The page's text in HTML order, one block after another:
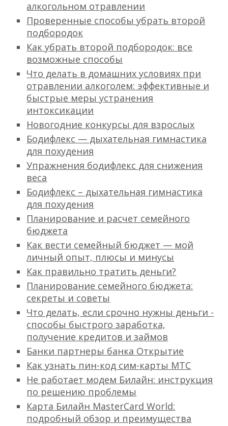
алкогольном отравлении
Проверенные способы убрать второй
подбородок
Как убрать второй подбородок: все
возможные способы
Что делать в домашних условиях при
отравлении алкоголем: эффективные и
быстрые меры устранения
интоксикации
Новогодние конкурсы для взрослых
Бодифлекс — дыхательная гимнастика
для похудения
Упражнения бодифлекс для снижения
веса
Бодифлекс – дыхательная гимнастика
для похудения
Планирование и расчет семейного
бюджета
Как вести семейный бюджет — мой
личный опыт, плюсы и минусы
Как правильно тратить деньги?
Планирование семейного бюджета:
секреты и советы
Что делать, если срочно нужны деньги -
способы быстрого заработка,
получение кредитов и займов
Банки партнеры банка Открытие
Как узнать пин-код сим-карты МТС
Не работает модем Билайн: инструкция
по решению проблемы
Карта Билайн MasterCard World:
подробный обзор и преимущества